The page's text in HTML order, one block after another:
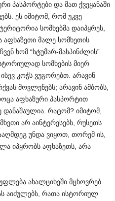
პასპორტები და მათ ქვეყანაში
ეს იმიტომ, რომ უკვე
სომხებმა დაიპყრეს,
აფხაზეთი მალე სომხეთის
ხომ “სტუმარ-მასპინძლის”
სომხების მიერ
კოჭს ვუგორებთ. არავინ
მოვლენებს; არავინ ამბობს,
აფხაზური პასპორტით
დანაშაულია. რატომ? იმიტომ,
არ აინტერესებს, რუსეთს
უნდა ვიყოთ, თორემ ის,
იპყრობს აფხაზეთს, არა
ახალციხეში მცხოვრებ
აიძულებს, რათა ისტორიულ